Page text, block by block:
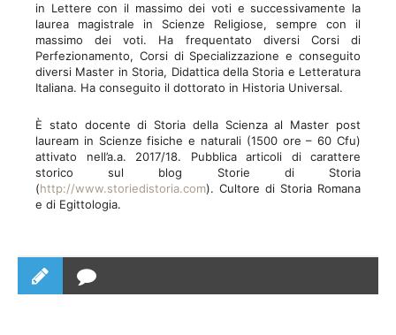
in Lettere con il massimo dei voti e successivamente la
laurea magistrale in Scienze Religiose, sempre con il
massimo dei voti. Ha frequentato diversi Corsi di
Perfezionamento, Corsi di Specializzazione e conseguito
diversi Master in Storia, Didattica della Storia e Letteratura
Italiana. Ha conseguito il dottorato in Historia Universal.
È stato docente di Storia della Scienza al Master post
lauream in Scienze fisiche e naturali (1500 ore – 60 Cfu)
attivato nell’a.a. 2017/18. Pubblica articoli di carattere
storico sul blog Storie di Storia
(http://www.storiedistoria.com). Cultore di Storia Romana
e di Egittologia.